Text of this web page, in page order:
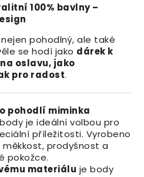
100% bavlny –
pohodlný, ale také
se hodí jako dárek k
oslavu, jako
pro radost.
pohodlí miminka
je ideální volbou pro
příležitosti. Vyrobeno
měkkost, prodyšnost a
pokožce.
materiálu je body